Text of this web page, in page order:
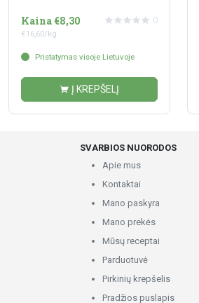
Kaina €8,30
€16,60/kg
0
Pristatymas visoje Lietuvoje
Į KREPŠELĮ
SVARBIOS NUORODOS
Apie mus
Kontaktai
Mano paskyra
Mano prekės
Mūsų receptai
Parduotuvė
Pirkinių krepšelis
Pradžios puslapis